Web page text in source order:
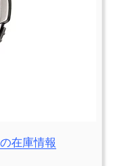
在庫情報